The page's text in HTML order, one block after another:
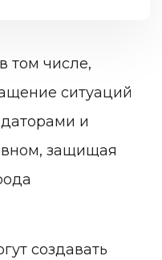
том числе,
ситуаций
и
защищая
создавать